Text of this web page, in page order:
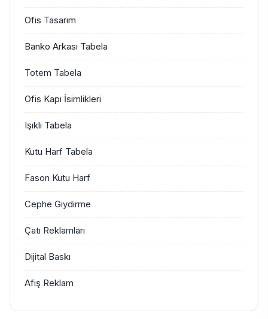
Ofis Tasarım
Banko Arkası Tabela
Totem Tabela
Ofis Kapı İsimlikleri
Işıklı Tabela
Kutu Harf Tabela
Fason Kutu Harf
Cephe Giydirme
Çatı Reklamları
Dijital Baskı
Afiş Reklam